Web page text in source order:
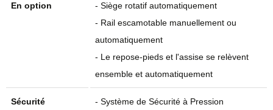
En option
- Siège rotatif automatiquement
- Rail escamotable manuellement ou
automatiquement
- Le repose-pieds et l'assise se relèvent
ensemble et automatiquement
Sécurité
- Système de Sécurité à Pression